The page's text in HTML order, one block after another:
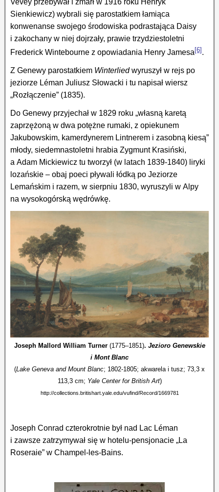
Vevey przebywał i zmarł w 1916 roku Henryk
Sienkiewicz) wybrali się parostatkiem łamiąca
konwenanse swojego środowiska podrastająca Daisy
i zakochany w niej dojrzały, prawie trzydziestoletni
Frederick Wintebourne z opowiadania Henry Jamesa [6] .
Z Genewy parostatkiem Winterliedwyruszył w rejs po
jeziorze Léman Juliusz Słowacki i tu napisał wiersz
„Rozłączenie” (1835).
Do Genewy przyjechał w 1829 roku „własną karetą
zaprzężoną w dwa potężne rumaki, z opiekunem
Jakubowskim, kamerdynerem Lintnerem i zasobną kiesą”
młody, siedemnastoletni hrabia Zygmunt Krasiński,
a Adam Mickiewicz tu tworzył (w latach 1839-1840) liryki
lozańskie – obaj poeci pływali łódką po Jeziorze
Lemańskim i razem, w sierpniu 1830, wyruszyli w Alpy
na wysokogórską wędrówkę.
Joseph Mallord William Turner (1775–1851). Jezioro Genewskie
i Mont Blanc
(Lake Geneva and Mount Blanc; 1802-1805; akwarela i tusz; 73,3 x
113,3 cm; Yale Center for British Art)
http://collections.britishart.yale.edu/vufind/Record/1669781
Joseph Conrad czterokrotnie był nad Lac Léman
i zawsze zatrzymywał się w hotelu-pensjonacie „La
Roseraie” w Champel-les-Bains.